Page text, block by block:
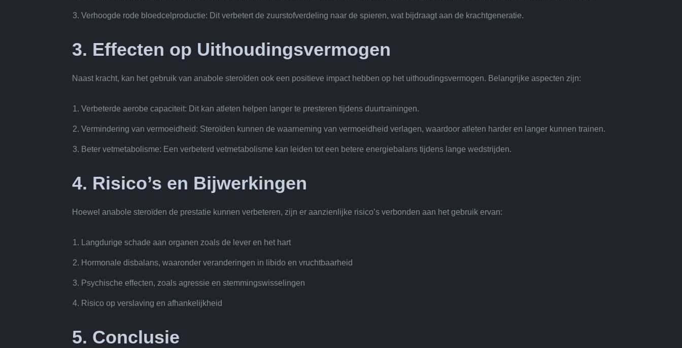
Verhoogde rode bloedcelproductie: Dit verbetert de zuurstofverdeling naar de spieren, wat bijdraagt aan de krachtgeneratie.
3. Effecten op Uithoudingsvermogen
Naast kracht, kan het gebruik van anabole steroïden ook een positieve impact hebben op het uithoudingsvermogen. Belangrijke aspecten zijn:
Verbeterde aerobe capaciteit: Dit kan atleten helpen langer te presteren tijdens duurtrainingen.
Vermindering van vermoeidheid: Steroïden kunnen de waarneming van vermoeidheid verlagen, waardoor atleten harder en langer kunnen trainen.
Beter vetmetabolisme: Een verbeterd vetmetabolisme kan leiden tot een betere energiebalans tijdens lange wedstrijden.
4. Risico’s en Bijwerkingen
Hoewel anabole steroïden de prestatie kunnen verbeteren, zijn er aanzienlijke risico’s verbonden aan het gebruik ervan:
Langdurige schade aan organen zoals de lever en het hart
Hormonale disbalans, waaronder veranderingen in libido en vruchtbaarheid
Psychische effecten, zoals agressie en stemmingswisselingen
Risico op verslaving en afhankelijkheid
5. Conclusie